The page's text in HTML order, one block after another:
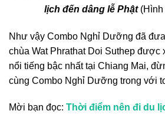
lịch đến dâng lễ Phật(Hình
Như vậy Combo Nghỉ Dưỡng đã
chùa Wat Phrathat Doi Suthep được
nổi tiếng bậc nhất tại Chiang Mai,
cùng Combo Nghỉ Dưỡng trong với
Mời bạn đọc: Thời điểm nên đi du